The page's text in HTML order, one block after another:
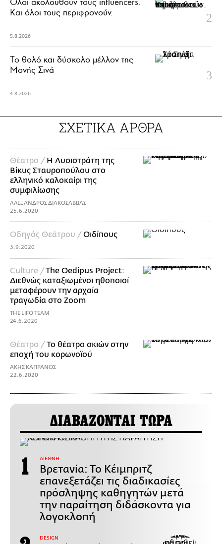
Και όλοι τους περιφρονούν.
5.8.2026
Το θολό και δύσκολο μέλλον της
Μονής Σινά
4.8.2026
ΣΧΕΤΙΚΑ ΑΡΘΡΑ
Θέατρο / H Λυσιστράτη της
Βίκυς Σταυροπούλου στο
ελληνικό καλοκαίρι της
συμφιλίωσης
ΑΛΕΞΑΝΔΡΟΣ ΔΙΑΚΟΣΑΒΒΑΣ
25.6.2020
Οδηγός Θεάτρου /Οιδίπους
3.9.2020
Culture /The Oedipus Project:
Διεθνώς καταξιωμένοι ηθοποιοί
μεταφέρουν την αρχαία
τραγωδία στο Zoom
THE LIFO TEAM
24.6.2020
Θέατρο /Το θέατρο σκιών στην
εποχή του κορωνοϊού
ΑΚΗΣ ΚΑΠΡΑΝΟΣ
22.6.2020
ΔΙΑΒΑΖΟΝΤΑΙ ΤΩΡΑ
ΔΙΕΘΝΗ
Βρετανία: Το Κέιμπριτζ
επανεξετάζει τις διαδικασίες
πρόσληψης καθηγητών μετά
την παραίτηση διδάσκοντα για
λογοκλοπή
DESIGN